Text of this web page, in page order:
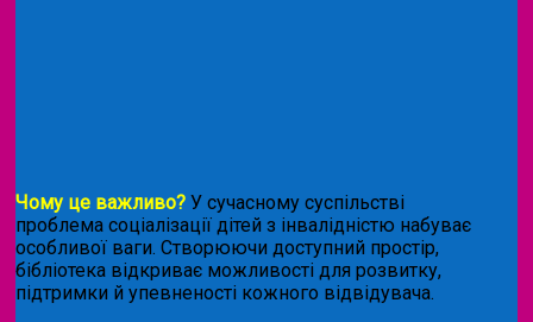
Чому це важливо? У сучасному суспільстві
проблема соціалізації дітей з інвалідністю набуває
особливої ваги. Створюючи доступний простір,
бібліотека відкриває можливості для розвитку,
підтримки й упевненості кожного відвідувача.